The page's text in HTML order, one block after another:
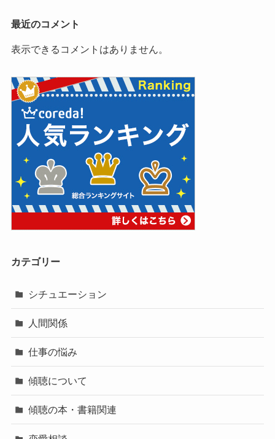
最近のコメント
表示できるコメントはありません。
カテゴリー
シチュエーション
人間関係
仕事の悩み
傾聴について
傾聴の本・書籍関連